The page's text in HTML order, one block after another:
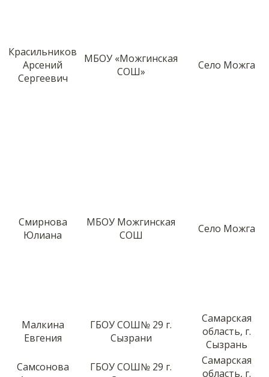
Красильников
Арсений
Сергеевич
МБОУ «Можгинская
СОШ»
Село Можга
Смирнова
Юлиана
МБОУ Можгинская
СОШ
Село Можга
Малкина
Евгения
ГБОУ СОШ№ 29 г.
Сызрани
Самарская
область, г.
Сызрань
Самсонова
ГБОУ СОШ№ 29 г.
Самарская
область, г.